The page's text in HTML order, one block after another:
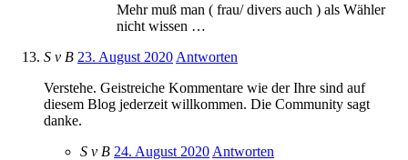
Mehr muß man ( frau/ divers auch ) als Wähler
nicht wissen …
S v B 23. August 2020 Antworten
Verstehe. Geistreiche Kommentare wie der Ihre sind auf
diesem Blog jederzeit willkommen. Die Community sagt
danke.
S v B 24. August 2020 Antworten